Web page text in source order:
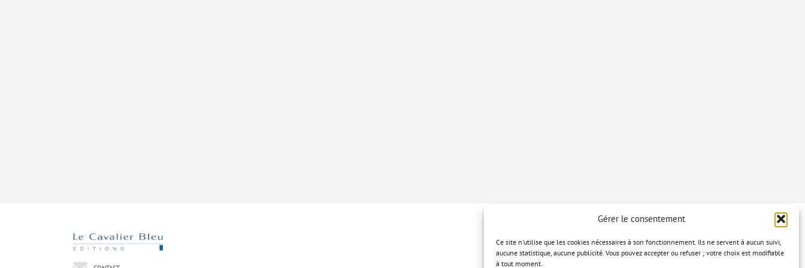
Gérer le consentement
Ce site n'utilise que les cookies nécessaires à son fonctionnement. Ils ne servent à aucun suivi,
aucune statistique, aucune publicité. Vous pouvez accepter ou refuser ; votre choix est modifiable
à tout moment.
Politique de confidentialité